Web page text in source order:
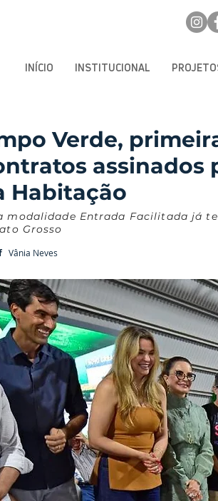
INÍCIO INSTITUCIONAL
modalidade Entrada Facilitada já
Grosso
Vânia Neves
Verde,
assinados
Habitação